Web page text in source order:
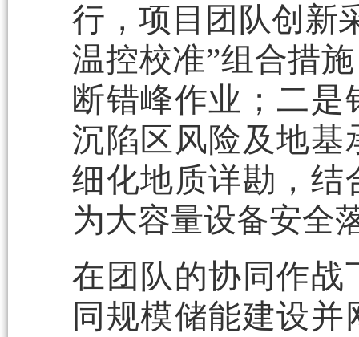
行，项目团队创新
温控校准”组合措
断错峰作业；二
沉陷区风险及地基
细化地质详勘，结
为大容量设备安全
在团队的协同作战
同规模储能建设